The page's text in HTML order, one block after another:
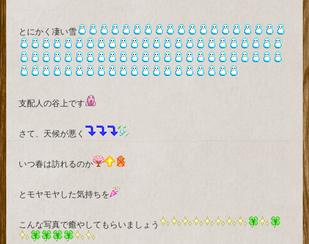
とにかく凄い雪
支配人の谷上です
さて、天候が悪く
いつ春は訪れるのか
とモヤモヤした気持ちを
こんな写真で癒やしてもらいましょう